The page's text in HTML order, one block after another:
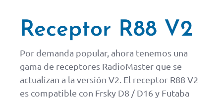
Receptor R88 V2
Por demanda popular, ahora tenemos una
gama de receptores RadioMaster que se
actualizan a la versión V2. El receptor R88 V2
es compatible con Frsky D8 / D16 y Futaba